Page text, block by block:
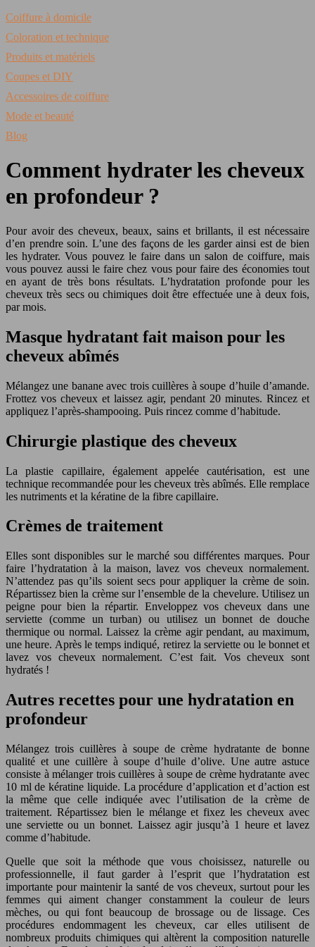
Coiffure à domicile
Coloration et technique
Produits et matériels
Coupes et DIY
Accessoires de coiffure
Mode et beauté
Blog
Comment hydrater les cheveux
en profondeur ?
Pour avoir des cheveux, beaux, sains et brillants, il est nécessaire
d’en prendre soin. L’une des façons de les garder ainsi est de bien
les hydrater. Vous pouvez le faire dans un salon de coiffure, mais
vous pouvez aussi le faire chez vous pour faire des économies tout
en ayant de très bons résultats. L’hydratation profonde pour les
cheveux très secs ou chimiques doit être effectuée une à deux fois,
par mois.
Masque hydratant fait maison pour les
cheveux abîmés
Mélangez une banane avec trois cuillères à soupe d’huile d’amande.
Frottez vos cheveux et laissez agir, pendant 20 minutes. Rincez et
appliquez l’après-shampooing. Puis rincez comme d’habitude.
Chirurgie plastique des cheveux
La plastie capillaire, également appelée cautérisation, est une
technique recommandée pour les cheveux très abîmés. Elle remplace
les nutriments et la kératine de la fibre capillaire.
Crèmes de traitement
Elles sont disponibles sur le marché sou différentes marques. Pour
faire l’hydratation à la maison, lavez vos cheveux normalement.
N’attendez pas qu’ils soient secs pour appliquer la crème de soin.
Répartissez bien la crème sur l’ensemble de la chevelure. Utilisez un
peigne pour bien la répartir. Enveloppez vos cheveux dans une
serviette (comme un turban) ou utilisez un bonnet de douche
thermique ou normal. Laissez la crème agir pendant, au maximum,
une heure. Après le temps indiqué, retirez la serviette ou le bonnet et
lavez vos cheveux normalement. C’est fait. Vos cheveux sont
hydratés !
Autres recettes pour une hydratation en
profondeur
Mélangez trois cuillères à soupe de crème hydratante de bonne
qualité et une cuillère à soupe d’huile d’olive. Une autre astuce
consiste à mélanger trois cuillères à soupe de crème hydratante avec
10 ml de kératine liquide. La procédure d’application et d’action est
la même que celle indiquée avec l’utilisation de la crème de
traitement. Répartissez bien le mélange et fixez les cheveux avec
une serviette ou un bonnet. Laissez agir jusqu’à 1 heure et lavez
comme d’habitude.
Quelle que soit la méthode que vous choisissez, naturelle ou
professionnelle, il faut garder à l’esprit que l’hydratation est
importante pour maintenir la santé de vos cheveux, surtout pour les
femmes qui aiment changer constamment la couleur de leurs
mèches, ou qui font beaucoup de brossage ou de lissage. Ces
procédures endommagent les cheveux, car elles utilisent de
nombreux produits chimiques qui altèrent la composition naturelle